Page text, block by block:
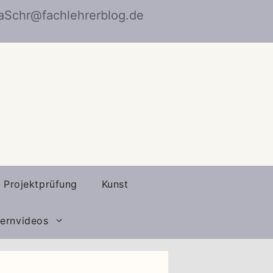
Projektprüfung Kunst